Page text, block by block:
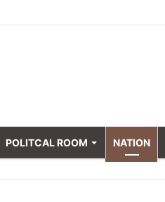
POLITCAL ROOM NATION